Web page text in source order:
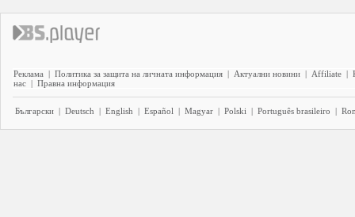
Реклама | Политика за защита на личната информация | Актуални новини | Affiliate |
нас | Правна информация
Български | Deutsch | English | Español | Magyar | Polski | Português brasileiro |